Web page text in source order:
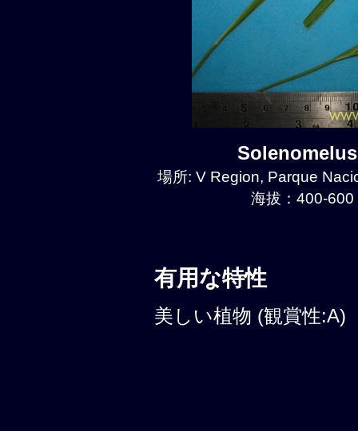
場所: V Region, Parque
海拔：400-
有用な特性
美しい植物 (観賞性:A)